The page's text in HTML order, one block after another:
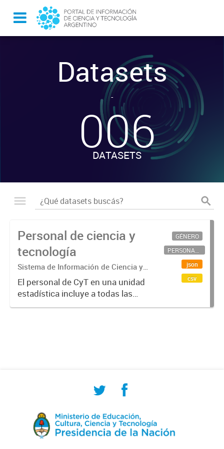
Datasets
-
006
DATASETS
Personal de ciencia y
tecnología
Sistema de Información de Ciencia y
Tecnología Argentino (SICYTAR)
El personal de CyT en una unidad
estadística incluye a todas las
personas involucradas
GÉNERO
PERSONAL CIENTÍFICO-TECNOLÓGICO
json
csv